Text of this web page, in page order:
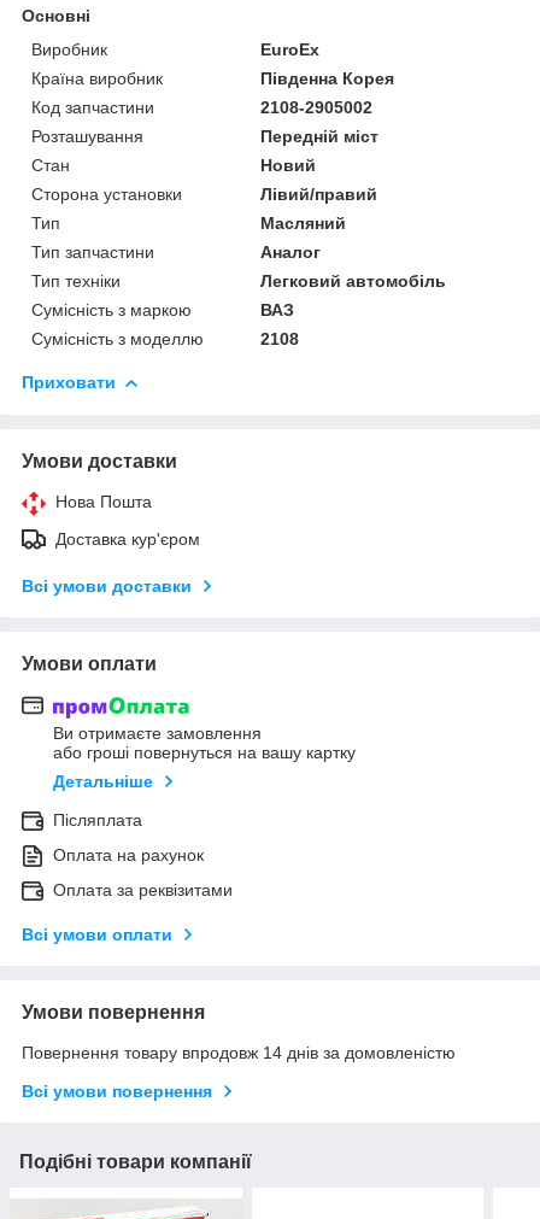
Основні
Виробник
EuroEx
Країна виробник
Південна Корея
Код запчастини
2108-2905002
Розташування
Передній міст
Стан
Новий
Сторона установки
Лівий/правий
Тип
Масляний
Тип запчастини
Аналог
Тип техніки
Легковий автомобіль
Сумісність з маркою
ВАЗ
Сумісність з моделлю
2108
Приховати
Умови доставки
Нова Пошта
Доставка кур'єром
Всі умови доставки
Умови оплати
Ви отримаєте замовлення
або гроші повернуться на вашу картку
Детальніше
Післяплата
Оплата на рахунок
Оплата за реквізитами
Всі умови оплати
Умови повернення
Повернення товару впродовж 14 днів за домовленістю
Всі умови повернення
Подібні товари компанії